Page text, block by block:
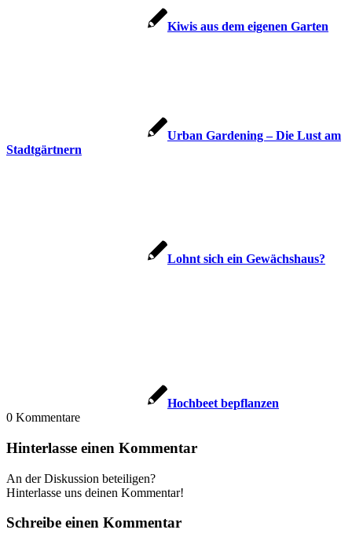
Kiwis aus dem eigenen Garten
Urban Gardening – Die Lust am
Stadtgärtnern
Lohnt sich ein Gewächshaus?
Hochbeet bepflanzen
0 Kommentare
Hinterlasse einen Kommentar
An der Diskussion beteiligen?
Hinterlasse uns deinen Kommentar!
Schreibe einen Kommentar